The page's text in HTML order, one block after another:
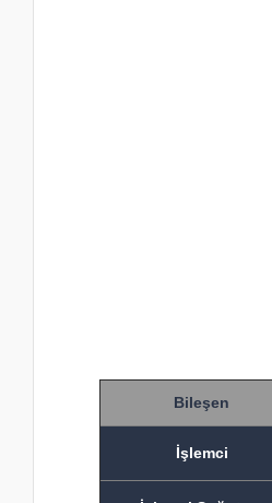
Bileşen
İşlemci